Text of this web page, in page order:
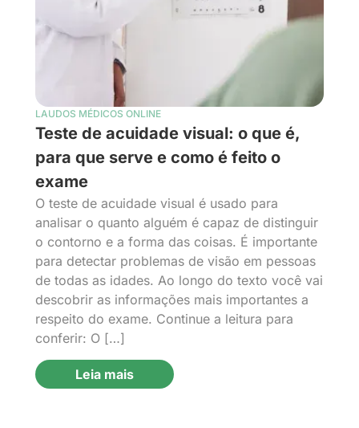
LAUDOS MÉDICOS ONLINE
Teste de acuidade visual: o que é,
para que serve e como é feito o
exame
O teste de acuidade visual é usado para
analisar o quanto alguém é capaz de distinguir
o contorno e a forma das coisas. É importante
para detectar problemas de visão em pessoas
de todas as idades. Ao longo do texto você vai
descobrir as informações mais importantes a
respeito do exame. Continue a leitura para
conferir: O […]
Leia mais